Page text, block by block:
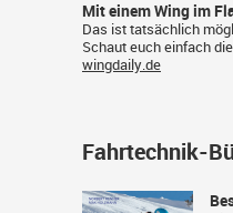
Mit einem Wing im
Das ist tatsächlich
Schaut euch einfach
wingdaily.de
Fahrtechnik-